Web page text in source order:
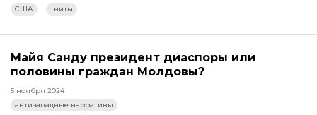
США
твиты
Майя Санду президент диаспоры или
половины граждан Молдовы?
5 ноября 2024
антизападные нарративы